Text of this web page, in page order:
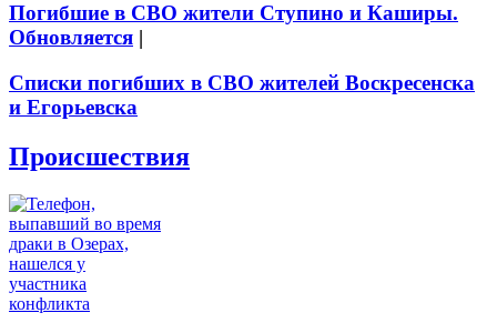
Погибшие в СВО жители Ступино и Каширы.
Обновляется |
Списки погибших в СВО жителей Воскресенска
и Егорьевска
Происшествия